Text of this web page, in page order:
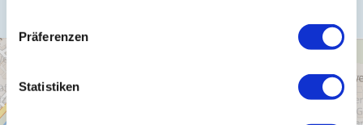
Präferenzen
Statistiken